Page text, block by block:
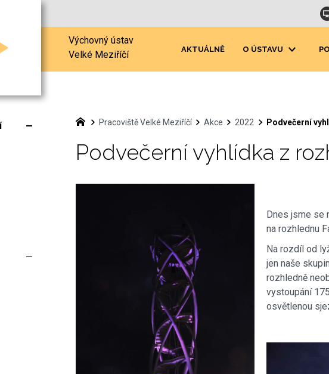
Výchovný ústav
Velké Meziříčí
AKTUÁLNĚ O ÚSTAVU
Pracoviště Velké Meziříčí Akce 2022 Podvečerní
Podvečerní vyhlídka z
Dnes jsme se
na rozhlednu
Na rozdíl od
jen naše
rozhledně
vystoupání
osvětlenou